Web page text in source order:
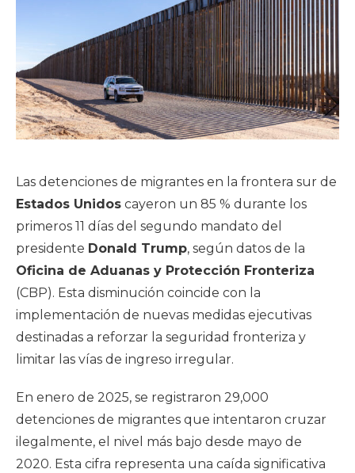
Las detenciones de migrantes en la frontera sur de
Estados Unidos cayeron un 85 % durante los
primeros 11 días del segundo mandato del
presidente Donald Trump, según datos de la
Oficina de Aduanas y Protección Fronteriza
(CBP). Esta disminución coincide con la
implementación de nuevas medidas ejecutivas
destinadas a reforzar la seguridad fronteriza y
limitar las vías de ingreso irregular.
En enero de 2025, se registraron 29,000
detenciones de migrantes que intentaron cruzar
ilegalmente, el nivel más bajo desde mayo de
2020. Esta cifra representa una caída significativa